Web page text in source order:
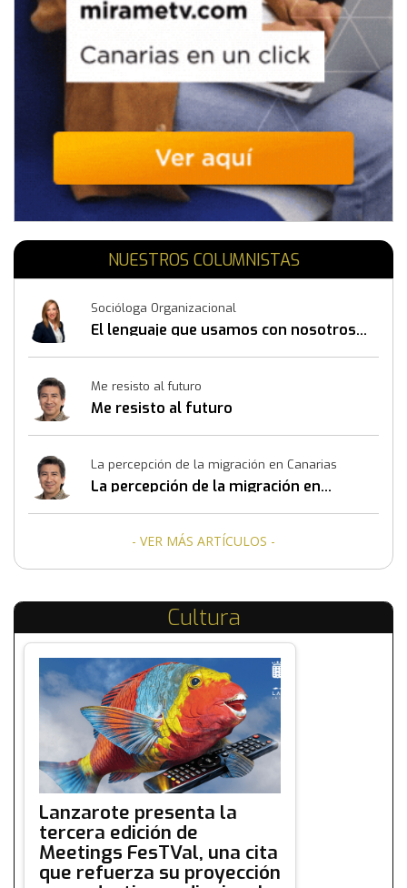
NUESTROS COLUMNISTAS
Socióloga Organizacional
El lenguaje que usamos con nosotros
Me resisto al futuro
Me resisto al futuro
La percepción de la migración en Canarias
La percepción de la migración en
- VER MÁS ARTÍCULOS -
Cultura
Lanzarote presenta la
tercera edición de
Meetings FesTVal, una cita
que refuerza su proyección